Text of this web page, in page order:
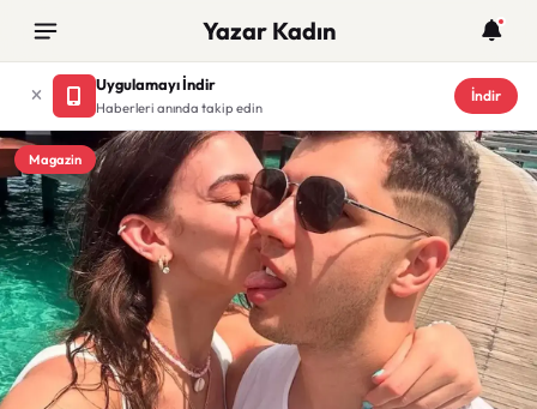
Yazar Kadın
Uygulamayı İndir
Haberleri anında takip edin
İndir
Magazin